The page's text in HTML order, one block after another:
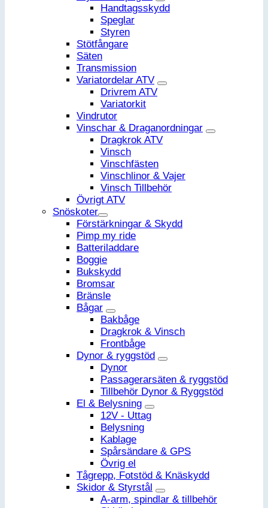
Handtagsskydd
Speglar
Styren
Stötfångare
Säten
Transmission
Variatordelar ATV
Drivrem ATV
Variatorkit
Vindrutor
Vinschar & Draganordningar
Dragkrok ATV
Vinsch
Vinschfästen
Vinschlinor & Vajer
Vinsch Tillbehör
Övrigt ATV
Snöskoter
Förstärkningar & Skydd
Pimp my ride
Batteriladdare
Boggie
Bukskydd
Bromsar
Bränsle
Bågar
Bakbåge
Dragkrok & Vinsch
Frontbåge
Dynor & ryggstöd
Dynor
Passagerarsäten & ryggstöd
Tillbehör Dynor & Ryggstöd
El & Belysning
12V - Uttag
Belysning
Kablage
Spårsändare & GPS
Övrig el
Tågrepp, Fotstöd & Knäskydd
Skidor & Styrstål
A-arm, spindlar & tillbehör